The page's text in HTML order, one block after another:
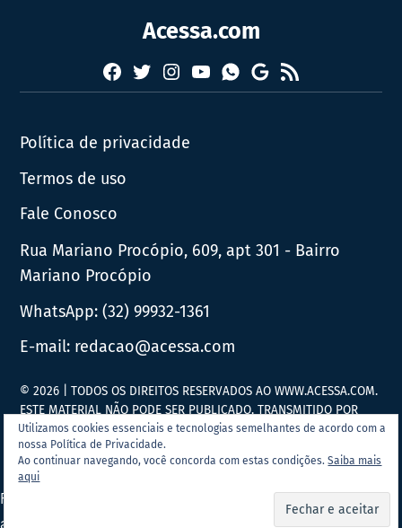
Acessa.com
Facebook
TwitterInstagram
YouTubeWhatsapp
Google
News
RSS
Política de privacidade
Termos de uso
Fale Conosco
Rua Mariano Procópio, 609, apt 301 - Bairro
Mariano Procópio
WhatsApp:(32) 99932-1361
E-mail: redacao@acessa.com
Utilizamos cookies essenciais e tecnologias semelhantes de acordo com a
nossa Política de Privacidade.
Ao continuar navegando, você concorda com estas condições.Saiba mais
aqui
© 2026 | TODOS OS DIREITOS RESERVADOS AO WWW.ACESSA.COM.
ESTE MATERIAL NÃO PODE SER PUBLICADO, TRANSMITIDO POR
BROADCAST, REESCRITO OU REDISTRIBUÍDO SEM PRÉVIA
AUTORIZAÇÃO.
Portal Acessa.com é
associado ao